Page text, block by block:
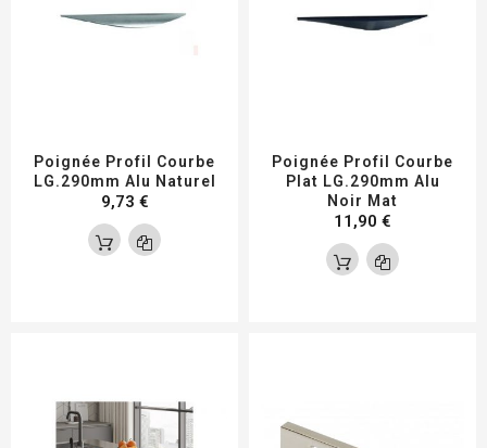
Poignée Profil Courbe
LG.290mm Alu Naturel
9,73 €
Poignée Profil Courbe
Plat LG.290mm Alu
Noir Mat
11,90 €